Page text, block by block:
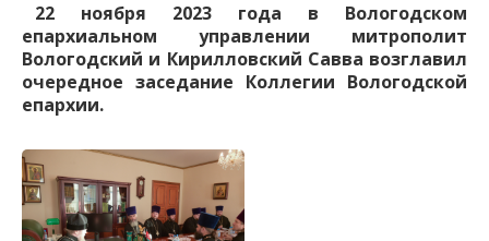
22 ноября 2023 года в Вологодском
епархиальном управлении митрополит
Вологодский и Кирилловский Савва возглавил
очередное заседание Коллегии Вологодской
епархии.